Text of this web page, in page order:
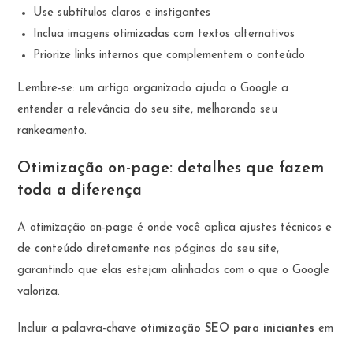
Use subtítulos claros e instigantes
Inclua imagens otimizadas com textos alternativos
Priorize links internos que complementem o conteúdo
Lembre-se: um artigo organizado ajuda o Google a
entender a relevância do seu site, melhorando seu
rankeamento.
Otimização on-page: detalhes que fazem
toda a diferença
A otimização on-page é onde você aplica ajustes técnicos e
de conteúdo diretamente nas páginas do seu site,
garantindo que elas estejam alinhadas com o que o Google
valoriza.
Incluir a palavra-chave otimização SEO para iniciantes em